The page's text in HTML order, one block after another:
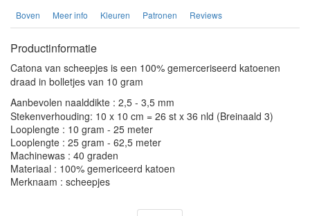
Boven Meer info Kleuren Patronen Reviews
Productinformatie
Catona van scheepjes is een 100% gemerceriseerd katoenen
draad in bolletjes van 10 gram
Aanbevolen naalddikte : 2,5 - 3,5 mm
Stekenverhouding: 10 x 10 cm = 26 st x 36 nld (Breinaald 3)
Looplengte : 10 gram - 25 meter
Looplengte : 25 gram - 62,5 meter
Machinewas : 40 graden
Materiaal : 100% gemericeerd katoen
Merknaam : scheepjes